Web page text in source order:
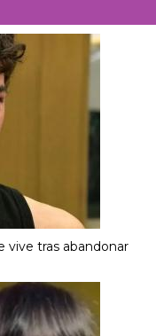
vive tras abandonar